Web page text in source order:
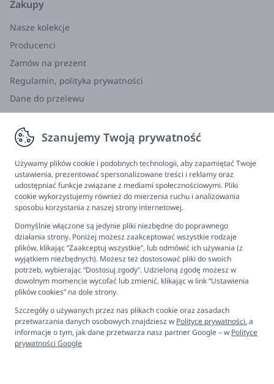
Zakupy
Nasze kolekcje
Producenci
Zamów na prezent
Regulamin, polityka prywatności
Dane do przelewu
Zwroty, wymiana, reklamacja
Informacje
Program lojalnościowy
FAQ - najczęściej zadawane pytania
Newsletter
Ustawienia plików cookies
Biuro obsługi klienta
Pon. - Pt. 9:00 - 16:00
Szanujemy Twoją prywatność
Używamy plików cookie i podobnych technologii, aby zapamiętać Twoje
ustawienia, prezentować spersonalizowane treści i reklamy oraz
udostępniać funkcje związane z mediami społecznościowymi. Pliki
cookie wykorzystujemy również do mierzenia ruchu i analizowania
sposobu korzystania z naszej strony internetowej.
Domyślnie włączone są jedynie pliki niezbędne do poprawnego
działania strony. Poniżej możesz zaakceptować wszystkie rodzaje
plików, klikając “Zaakceptuj wszystkie”, lub odmówić ich używania (z
wyjątkiem niezbędnych). Możesz też dostosować pliki do swoich
potrzeb, wybierając “Dostosuj zgody”. Udzieloną zgodę możesz w
dowolnym momencie wycofać lub zmienić, klikając w link “Ustawienia
plików cookies” na dole strony.
Szczegóły o używanych przez nas plikach cookie oraz zasadach
przetwarzania danych osobowych znajdziesz w Polityce prywatności.a
informacje o tym, jak dane przetwarza nasz partner Google – w Polityce
prywatności Google